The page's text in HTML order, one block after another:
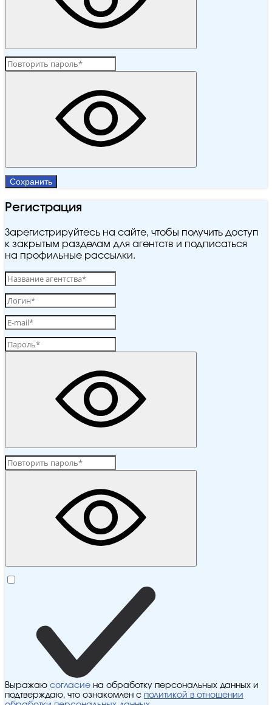
Сохранить
Регистрация
Зарегистрируйтесь на сайте, чтобы получить доступ
к закрытым разделам для агентств и подписаться
на профильные рассылки.
Выражаю согласие на обработку персональных данных и
подтверждаю, что ознакомлен с политикой в отношении